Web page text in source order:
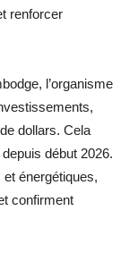
renforcer
l’organisme
dollars. Cela
début 2026.
énergétiques,
confirment